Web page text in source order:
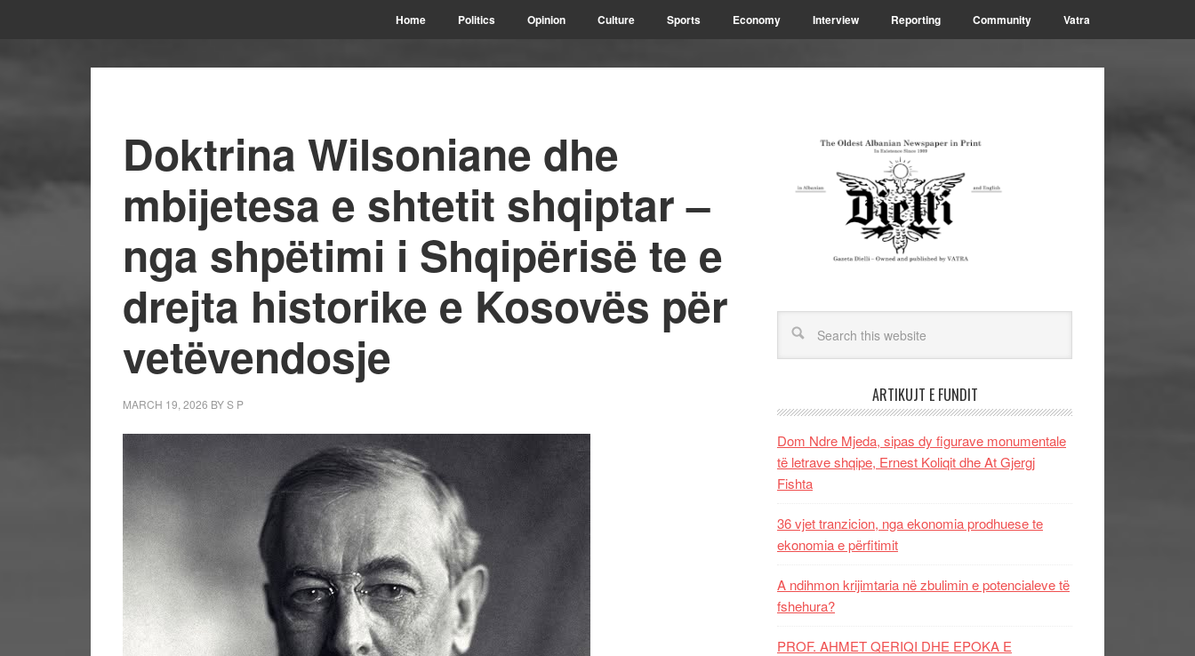
Home Politics Opinion Culture Sports Economy Interview Reporting Community Vatra
Doktrina Wilsoniane dhe
mbijetesa e shtetit shqiptar –
nga shpëtimi i Shqipërisë te e
drejta historike e Kosovës për
vetëvendosje
MARCH 19, 2026 BYS P ARTIKUJT E FUNDIT
Dom Ndre Mjeda, sipas dy figurave monumentale
të letrave shqipe, Ernest Koliqit dhe At Gjergj
Fishta
36 vjet tranzicion, nga ekonomia prodhuese te
ekonomia e përfitimit
A ndihmon krijimtaria në zbulimin e potencialeve të
fshehura?
PROF. AHMET QERIQI DHE EPOKA E